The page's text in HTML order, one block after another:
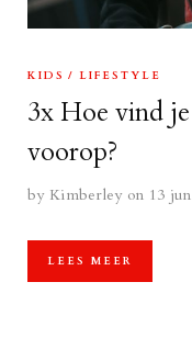
KIDS LIFESTYLE
3x Hoe vind
voorop?
by Kimberley on 13
LEES MEER